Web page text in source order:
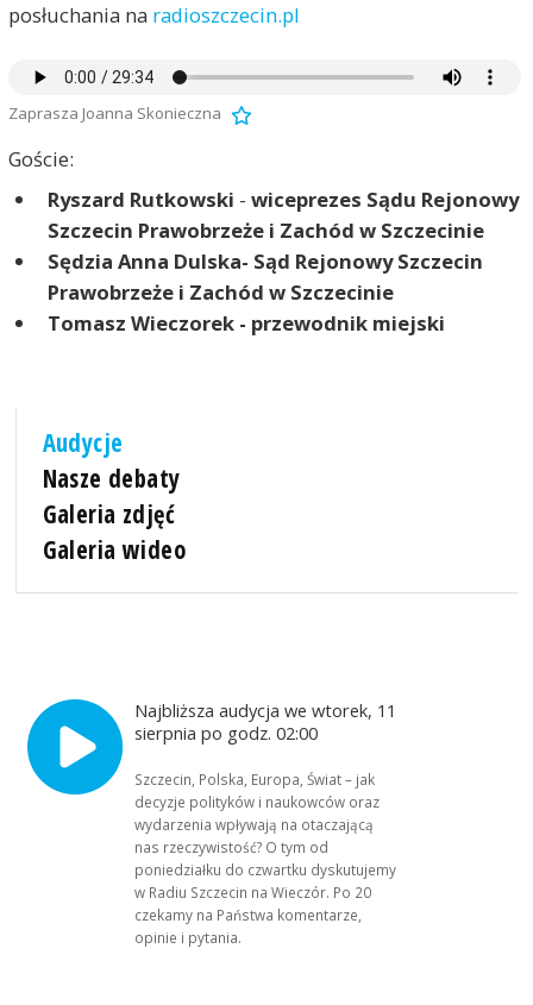
posłuchania na radioszczecin.pl
Zaprasza Joanna Skonieczna
Goście:
Ryszard Rutkowski - wiceprezes Sądu Rejonowy
Szczecin Prawobrzeże i Zachód w Szczecinie
Sędzia Anna Dulska- Sąd Rejonowy Szczecin
Prawobrzeże i Zachód w Szczecinie
Tomasz Wieczorek - przewodnik miejski
Audycje
Nasze debaty
Galeria zdjęć
Galeria wideo
Najbliższa audycja we wtorek, 11
sierpnia po godz. 02:00
Szczecin, Polska, Europa, Świat – jak
decyzje polityków i naukowców oraz
wydarzenia wpływają na otaczającą
nas rzeczywistość? O tym od
poniedziałku do czwartku dyskutujemy
w Radiu Szczecin na Wieczór. Po 20
czekamy na Państwa komentarze,
opinie i pytania.